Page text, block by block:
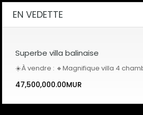
EN VEDETTE
Superbe villa balinaise
☀️À vendre : 🔸Magnifique villa 4
47,500,000.00MUR